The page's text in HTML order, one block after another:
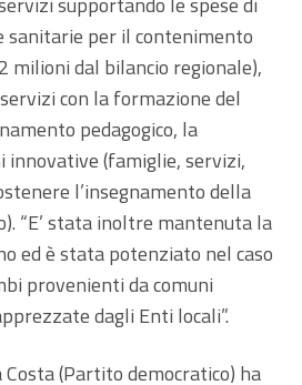
sanitarie per il contenimento
milioni dal bilancio regionale),
con la formazione del
pedagogico, la
innovative (famiglie, servizi,
l’insegnamento della
“E’ stata inoltre mantenuta la
ed è stata potenziato nel caso
provenienti da comuni
dagli Enti locali”.
(Partito democratico) ha